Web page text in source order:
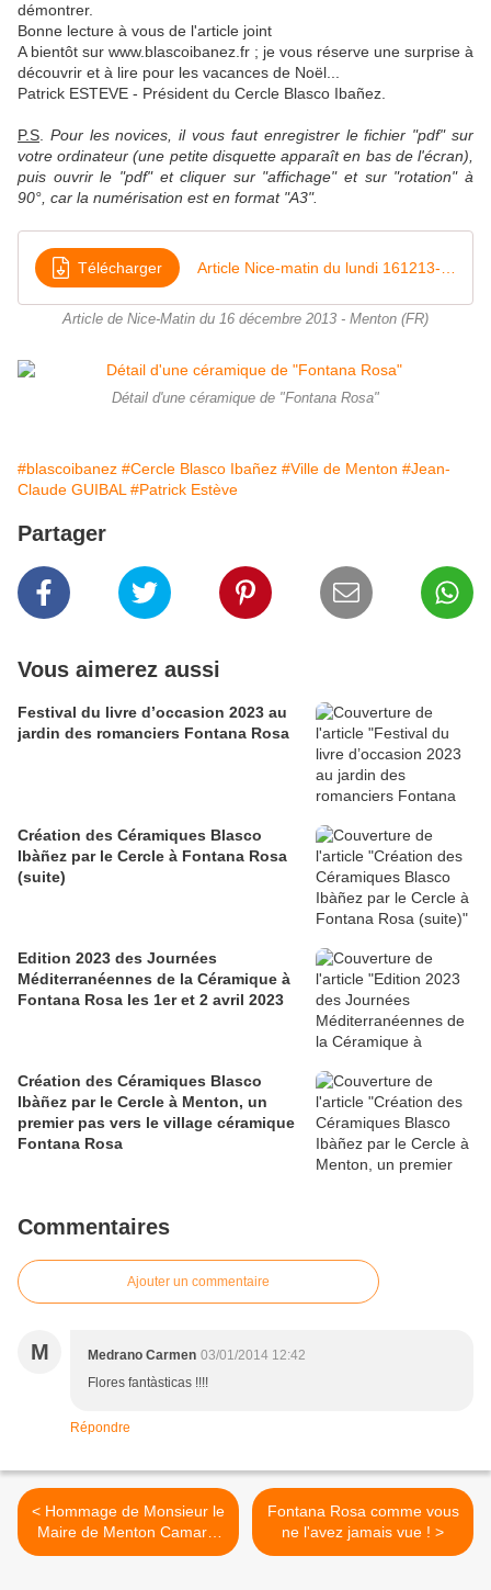
démontrer.
Bonne lecture à vous de l'article joint
A bientôt sur www.blascoibanez.fr ; je vous réserve une surprise à
découvrir et à lire pour les vacances de Noël...
Patrick ESTEVE - Président du Cercle Blasco Ibañez.
P.S Pour les novices, il vous faut enregistrer le fichier "pdf" sur
votre ordinateur (une petite disquette apparaît en bas de l'écran),
puis ouvrir le "pdf" et cliquer sur "affichage" et sur "rotation" à
90°, car la numérisation est en format "A3".
Télécharger
Article de Nice-Matin du 16 décembre 2013 - Menton (FR)
Détail d'une céramique de "Fontana Rosa"
#blascoibanez #Cercle Blasco Ibañez #Ville de Menton #Jean-
Claude GUIBAL #Patrick Estève
Partager
Vous aimerez aussi
Festival du livre d’occasion 2023 au
jardin des romanciers Fontana Rosa
Création des Céramiques Blasco
Ibàñez par le Cercle à Fontana Rosa
(suite)
Edition 2023 des Journées
Méditerranéennes de la Céramique à
Fontana Rosa les 1er et 2 avril 2023
Création des Céramiques Blasco
Ibàñez par le Cercle à Menton, un
premier pas vers le village céramique
Fontana Rosa
Commentaires
Ajouter un commentaire
M Medrano Carmen 03/01/2014 12:42
Flores fantàsticas !!!!
Répondre
< Hommage de Monsieur le
Maire de Menton Camaret
à Vicente Blasco Ibañez en
Fontana Rosa comme vous
ne l'avez jamais vue ! >